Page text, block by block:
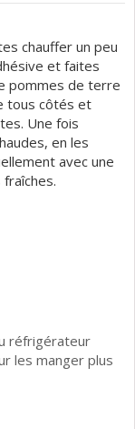
chauffer un peu
et faites
pommes de terre
tous côtés et
Une fois
en les
avec une
réfrigérateur
les manger plus